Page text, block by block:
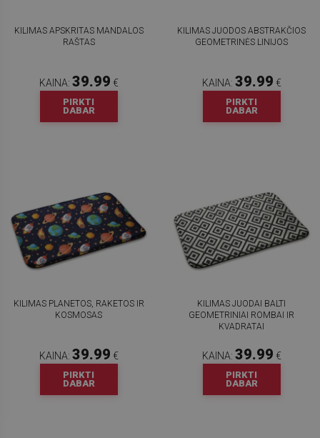
KILIMAS APSKRITAS MANDALOS
RAŠTAS
KAINA: 39.99 €
PIRKTI
DABAR
KILIMAS JUODOS ABSTRAKČIOS
GEOMETRINĖS LINIJOS
KAINA: 39.99 €
PIRKTI
DABAR
KILIMAS PLANETOS, RAKETOS IR
KOSMOSAS
KAINA: 39.99 €
PIRKTI
DABAR
KILIMAS JUODAI BALTI
GEOMETRINIAI ROMBAI IR
KVADRATAI
KAINA: 39.99 €
PIRKTI
DABAR